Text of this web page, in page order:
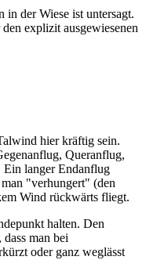
in der Wiese ist untersagt.
explizit ausgewiesenen
hier kräftig sein.
Queranflug,
langer Endanflug
"verhungert" (den
Wind rückwärts fliegt.
halten. Den
man bei
oder ganz weglässt